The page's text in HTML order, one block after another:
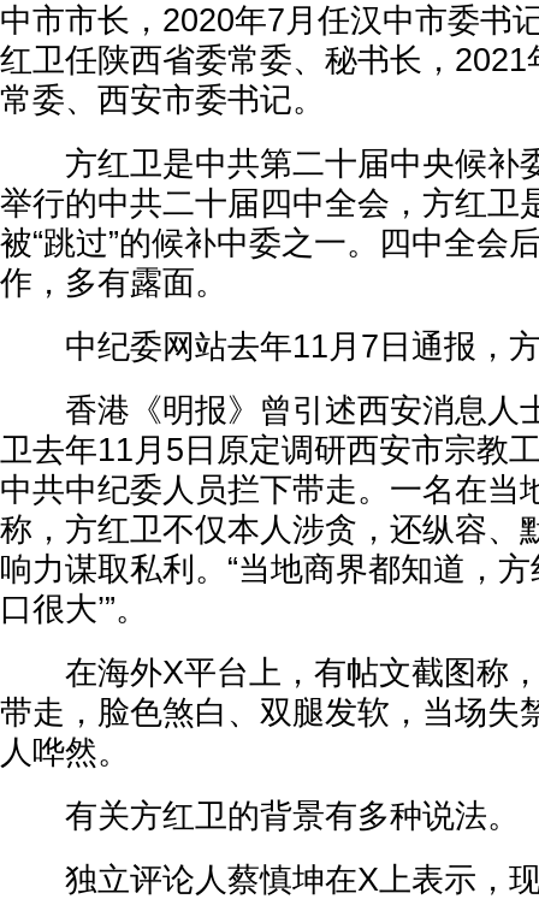
中市市长，2020年7月任汉中市委书
红卫任陕西省委常委、秘书长，
常委、西安市委书记。
方红卫是中共第二十届中央候补
举行的中共二十届四中全会，方红卫
被“跳过”的候补中委之一。四中全会
作，多有露面。
中纪委网站去年11月7日通报，
香港《明报》曾引述西安消息人
卫去年11月5日原定调研西安市宗教
中共中纪委人员拦下带走。一名在当
称，方红卫不仅本人涉贪，还纵容、
响力谋取私利。“当地商界都知道，
口很大’”。
在海外X平台上，有帖文截图称，
带走，脸色煞白、双腿发软，当场失
人哗然。
有关方红卫的背景有多种说法。
独立评论人蔡慎坤在X上表示，现